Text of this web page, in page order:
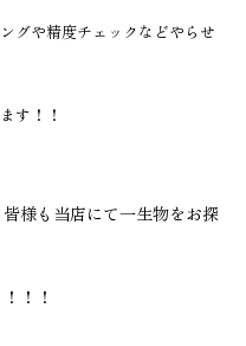
グや精度チェックなどやらせ
す！！
様も当店にて一生物をお探
！！